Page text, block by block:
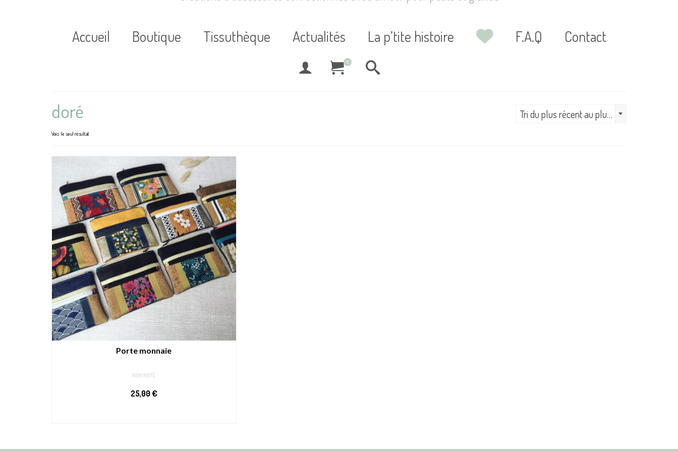
Accueil Boutique Tissuthèque Actualités La p’tite histoire
ListeF.A.Q Contact
0
doré
Voici le seul résultat
Tri du plus récent au plus ancien
Porte monnaie
NON NOTÉ
25,00 €